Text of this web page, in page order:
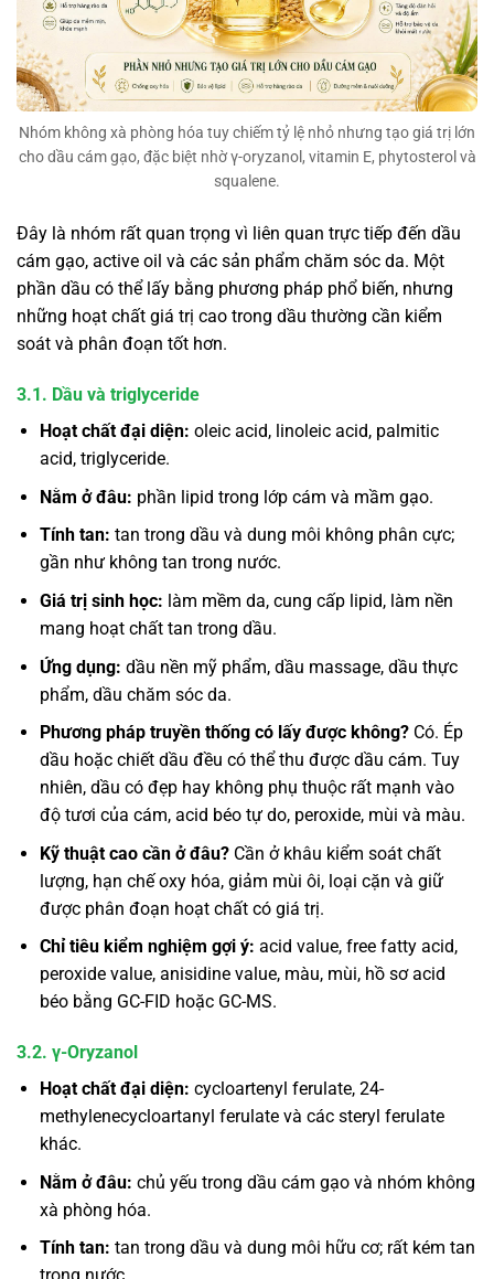
Nhóm không xà phòng hóa tuy chiếm tỷ lệ nhỏ nhưng tạo giá trị lớn
cho dầu cám gạo, đặc biệt nhờ γ-oryzanol, vitamin E, phytosterol và
squalene.
Đây là nhóm rất quan trọng vì liên quan trực tiếp đến dầu
cám gạo, active oil và các sản phẩm chăm sóc da. Một
phần dầu có thể lấy bằng phương pháp phổ biến, nhưng
những hoạt chất giá trị cao trong dầu thường cần kiểm
soát và phân đoạn tốt hơn.
3.1. Dầu và triglyceride
Hoạt chất đại diện: oleic acid, linoleic acid, palmitic
acid, triglyceride.
Nằm ở đâu: phần lipid trong lớp cám và mầm gạo.
Tính tan: tan trong dầu và dung môi không phân cực;
gần như không tan trong nước.
Giá trị sinh học: làm mềm da, cung cấp lipid, làm nền
mang hoạt chất tan trong dầu.
Ứng dụng: dầu nền mỹ phẩm, dầu massage, dầu thực
phẩm, dầu chăm sóc da.
Phương pháp truyền thống có lấy được không?Có. Ép
dầu hoặc chiết dầu đều có thể thu được dầu cám. Tuy
nhiên, dầu có đẹp hay không phụ thuộc rất mạnh vào
độ tươi của cám, acid béo tự do, peroxide, mùi và màu.
Kỹ thuật cao cần ở đâu?Cần ở khâu kiểm soát chất
lượng, hạn chế oxy hóa, giảm mùi ôi, loại cặn và giữ
được phân đoạn hoạt chất có giá trị.
Chỉ tiêu kiểm nghiệm gợi ý: acid value, free fatty acid,
peroxide value, anisidine value, màu, mùi, hồ sơ acid
béo bằng GC-FID hoặc GC-MS.
3.2. γ-Oryzanol
Hoạt chất đại diện: cycloartenyl ferulate, 24-
methylenecycloartanyl ferulate và các steryl ferulate
khác.
Nằm ở đâu: chủ yếu trong dầu cám gạo và nhóm không
xà phòng hóa.
Tính tan: tan trong dầu và dung môi hữu cơ; rất kém tan